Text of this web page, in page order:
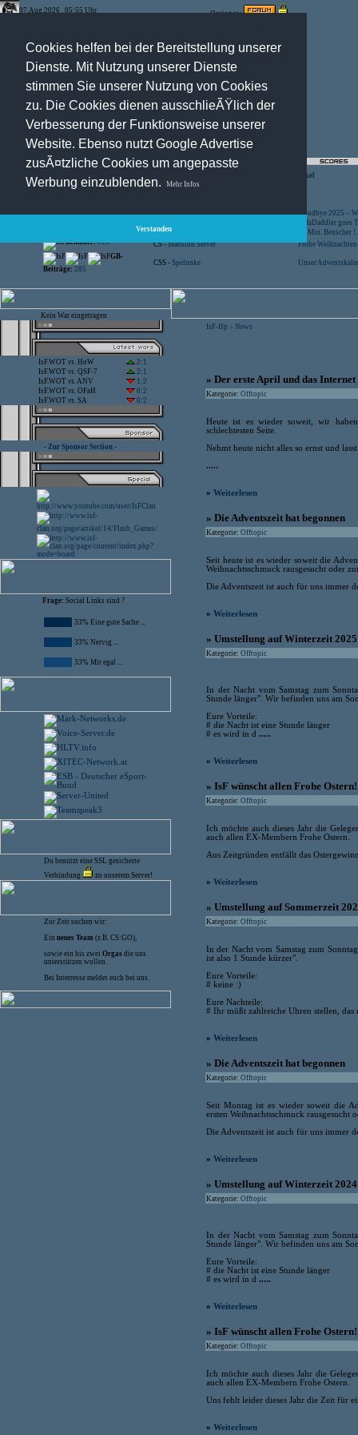
Cookies helfen bei der Bereitstellung unserer
Dienste. Mit Nutzung unserer Dienste
stimmen Sie unserer Nutzung von Cookies
zu. Die Cookies dienen ausschlieÃŸlich der
Verbesserung der Funktionsweise unserer
Website. Ebenso nutzt Google Advertise
zusÃ¤tzliche Cookies um angepasste
Werbung einzublenden.
Mehr Infos
Verstanden
07.Aug.2026 , 05:55 Uhr Optionen:
Artikel
Besucher:44429085 CS -SniperWar Server
Goodbye 2025 –
SofaDaddler goes
CS -FunYard
40 Mio. Beuscher
Benutzer: 618 CS -Mansion Server
Frohe
GB-
Beiträge: 285
CSS - Spelunke Unser
Kein War eingetragen
IsF.WOT vs. HoW
2:1
IsF.WOT vs. QSF-7
2:1
IsF.WOT vs.ANV
1:2
IsF.WOT vs. OFaH
0:2
IsF.WOT vs. SA 0:2
- Zur Sponsor Section -
Frage: Social Links sind ?
33% Eine gute Sache ...
33% Nervig ...
33% Mir egal ...
Du benutzt eine SSL gesicherte
Verbindung
zu unserem Server!
Zur Zeit suchen wir:
Ein neues Team (z.B. CS:GO),
sowie ein bis zwei Orgas die uns
unterstützen wollen.
Bei Interresse meldet euch bei uns.
IsF-Hp > News
» Der erste April und das Internet
Kategorie: Offtopic
Heute ist es wieder soweit, wir
schlechtesten Seite.
Nehmt heute nicht alles so ernst und
.....
» Weiterlesen
» Die Adventszeit hat begonnen
Kategorie: Offtopic
Seit heute ist es wieder soweit die
Weihnachtsschmuck rausgesucht oder
Die Adventszeit ist auch für uns immer
» Weiterlesen
» Umstellung auf Winterzeit 2025
Kategorie: Offtopic
In der Nacht vom Samstag zum
Stunde länger". Wir befinden uns am
Eure Vorteile:
# die Nacht ist eine Stunde länger
# es wird in d .....
» Weiterlesen
» IsF wünscht allen Frohe Ostern!
Kategorie: Offtopic
Ich möchte auch dieses Jahr die
auch allen EX-Membern Frohe Ostern.
Aus Zeitgründen entfällt das
» Weiterlesen
» Umstellung auf Sommerzeit
Kategorie: Offtopic
In der Nacht vom Samstag zum
ist also 1 Stunde kürzer".
Eure Vorteile:
# keine :)
Eure Nachteile:
# Ihr müßt zahlreiche Uhren stellen,
» Weiterlesen
» Die Adventszeit hat begonnen
Kategorie: Offtopic
Seit Montag ist es wieder soweit die
ersten Weihnachtsschmuck rausgesucht
Die Adventszeit ist auch für uns immer
» Weiterlesen
» Umstellung auf Winterzeit 2024
Kategorie: Offtopic
In der Nacht vom Samstag zum
Stunde länger". Wir befinden uns am
Eure Vorteile:
# die Nacht ist eine Stunde länger
# es wird in d .....
» Weiterlesen
» IsF wünscht allen Frohe Ostern!
Kategorie: Offtopic
Ich möchte auch dieses Jahr die
auch allen EX-Membern Frohe Ostern.
Uns fehlt leider dieses Jahr die Zeit für
» Weiterlesen